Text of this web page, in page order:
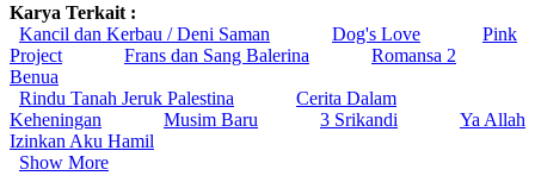
Karya Terkait :
Kancil dan Kerbau / Deni Saman
Dog's Love
Pink
Project
Frans dan Sang Balerina
Romansa 2
Benua
Rindu Tanah Jeruk Palestina
Cerita Dalam
Keheningan
Musim Baru 3 Srikandi
Ya Allah
Izinkan Aku Hamil
Show More